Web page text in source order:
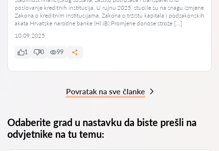
poslovanje kreditnih institucija. U rujnu 2025. stupile su na snagu izmjene
Zakona o kreditnim institucijama, Zakona o tržištu kapitala i podzakonskih
akata Hrvatske narodne banke (HNB).Promjene donose strože […]
10.09.2025
1 0 99
Povratak na sve članke
Odaberite grad u nastavku da biste prešli na
odvjetnike na tu temu: